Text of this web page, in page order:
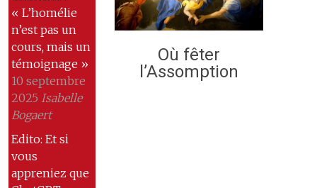
« L’homélie
n’est pas un
cours, mais un
témoignage »
10 septembre
2025 Isabelle
Bogaert
Edito: Et si
vous
appreniez que
Où fêter
l’Assomption